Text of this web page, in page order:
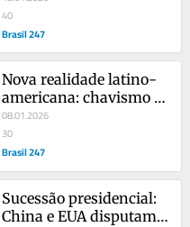
independente no
Império
40
Brasil 247
Nova realidade latino-
americana: chavismo
destronou burguesia
nacional e negocia
petróleo direto com
imperialismo
08.01.2026
30
Brasil 247
Sucessão presidencial:
China e EUA disputam